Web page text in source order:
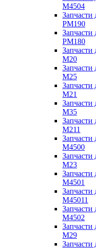
M4504
Запчасти
PM190
Запчасти
PM180
Запчасти
M20
Запчасти
M25
Запчасти
M21
Запчасти
M35
Запчасти
M211
Запчасти
M4500
Запчасти
M23
Запчасти
M4501
Запчасти
M45011
Запчасти
M4502
Запчасти
M29
Запчасти